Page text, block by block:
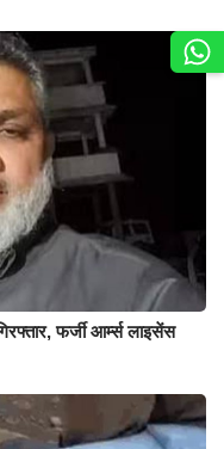
फर्जी आर्म्स लाइसेंस